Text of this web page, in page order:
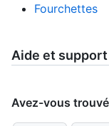
Fourchettes
Aide et support
Avez-vous